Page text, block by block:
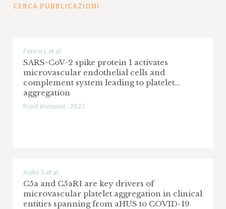
CERCA PUBBLICAZIONI
Perico L et al.
SARS-CoV-2 spike protein 1 activates
microvascular endothelial cells and
complement system leading to platelet
aggregation
Front Immunol - 2022
Aiello S et al.
C5a and C5aR1 are key drivers of
microvascular platelet aggregation in clinical
entities spanning from aHUS to COVID-19